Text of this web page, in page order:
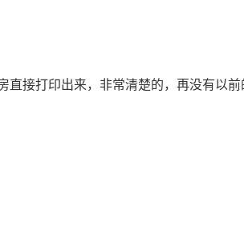
直接打印出来，非常清楚的，再没有以